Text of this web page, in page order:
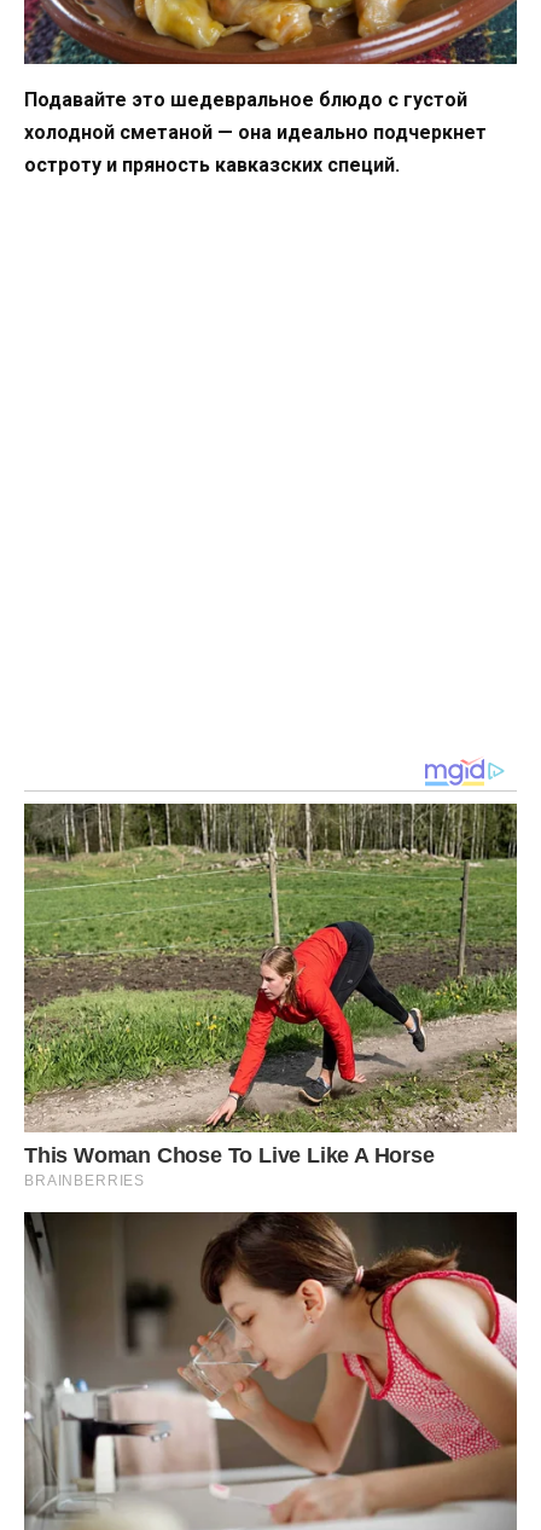
Подавайте это шедевральное блюдо с густой
холодной сметаной — она идеально подчеркнет
остроту и пряность кавказских специй.